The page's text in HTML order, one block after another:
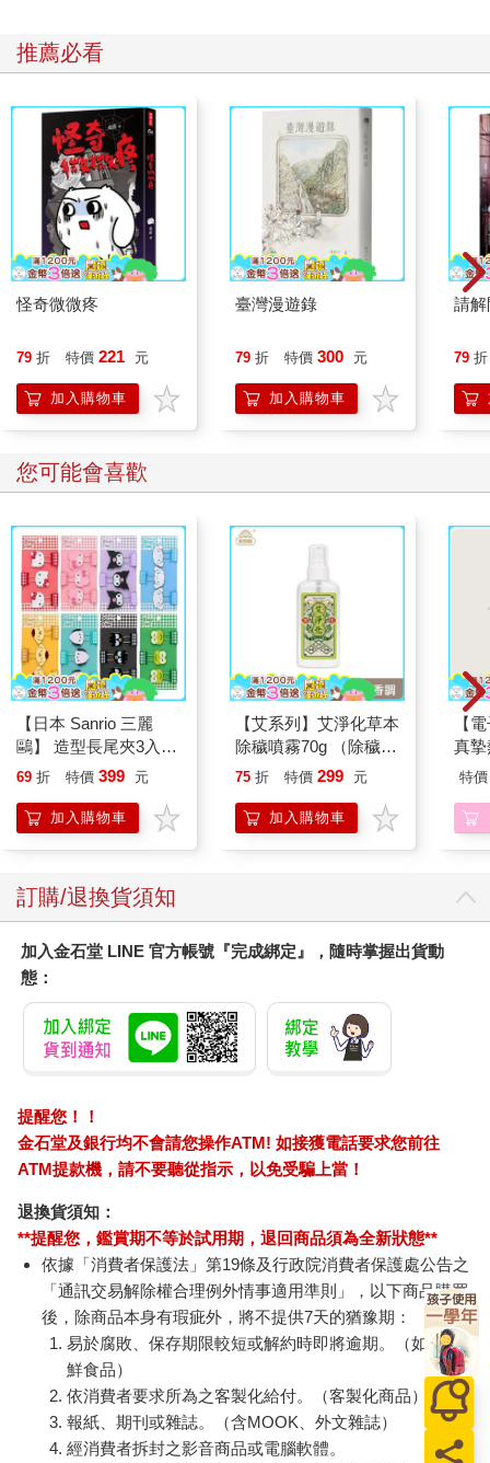
白玫瑰。
他是唯一的廚師，另外加上一個外場幫手，僅僅兩人，打理起這
營收算來「頗為驚人」的攤位。「冬天大概一個晚上可以做八到
十桌，夏天都十桌以上，」羅宗銘估計。而且，平均一個人的消
費額約在新台幣五百元左右。
座位就在路邊，夏天沒有冷氣，碰到下雨，還得把鐵皮屋頂上的
塑膠布拉下，才能阻擋雨水。但是這裡的點菜模式，卻是最流行
的「無菜單料理」。客人只要決定食材、預算，一道道佳餚自然
送上桌。重點是，務必得事先訂位，臨時起意跑來光顧，可不一
說時遲，那時快。一排小卷整整齊齊地像是閱兵般排在盤面上出
現。小卷料理一般多用川燙，但這裡卻是乾燜，把美味鎖住，營
養也不流失。碩大的紅喉則烤成金黃色，大老遠就香味四溢。羅
「比較健康，」他說。
要訣全記在他的腦袋裡。因為每一道招牌菜，都是他從客人的好
惡反應和回饋中，逐漸摸索出來。「學無止境，」羅宗銘這麼
說。直到現在，他仍然常常去找宜蘭礁溪老爺酒店的日式料理主
廚取經討教，思考菜色變化。
嚴格來說，吃頓飯要花上五百塊並不便宜，但羅宗銘的客人幾乎
沒有對他抱怨過價格，理由很簡單，他用的都是「好料」，換到
其他餐廳，價格只會貴上好幾成。從食材採購到成品，羅宗銘都
一手包辦，除了降低轉手成本，他只選用當天現撈魚獲，更是從
源頭實踐對新鮮度和品質的堅持。
因為生意好，這幾年，愈來愈多老客人催促他「開個店吧」，但
羅宗銘還是覺得先「慢慢看」，就算開，規模也不超過十桌。一
方面，他擔心優質漁獲量供應不足；另方面，也是缺乏能幹的幫
問他：怎麼不收個徒弟傳藝？「沒有年輕人要學，總是做一、兩
個月就不做了，」羅宗銘感慨地說。比起廚房工的辛苦活，到便
利商店打工似乎對年輕人更有吸引力。
事。」三句話道出羅宗銘一以貫之的樂天哲學。只要做得高興、
客人開心，小攤子也沒什麼不好，因為，只要「樂在工作就不
累。」
讓行家也點頭的本事
台灣人近視的比例之高，在世界上可說是名列前茅，所以很多人
離不開眼鏡，從此長年與它為伍，從年輕時戴近視眼鏡、隱形眼
鏡，到近幾年換成多焦點鏡片，幾十年經驗下來，讓我對眼鏡累
積出不少了解，也頗有自己的見解。後來我養成一個習慣，就是
出國去買眼鏡。在美國、日本我都買過，回到台灣後再配鏡片。
這個做法持續了很多年，一直到有一天，我不小心走進「四季眼
鏡」，接下來就成了他們的常客，再也沒有換過。
對眼鏡，我算是個行家，除了擁有幾十副眼鏡，對眼鏡的涉獵和
判斷，也稱得上講究。然而，四季眼鏡最厲害的一點，是可以讓
我這個內行人照樣對他們的服務感到滿意和服氣。
推薦必看
怪奇微微疼
79 折 特價 221 元
加入購物車
臺灣漫遊錄
79 折 特價 300 元
加入購物車
請解
79 折
您可能會喜歡
【日本 Sanrio 三麗
鷗】 造型長尾夾3入組
(8款可選) 凱蒂貓 Hello
企鵝
69 折 特價 399 元
加入購物車
【艾系列】艾淨化草本
除穢噴霧70g （除穢/
平安/淨化/艾草/芙蓉/
另有多瓶組優惠賣場
75 折 特價 299 元
加入購物車
【
真
員
特價
訂購/退換貨須知
加入金石堂 LINE 官方帳號『完成綁定』，隨時掌握出貨動
態：
提醒您！！
金石堂及銀行均不會請您操作ATM! 如接獲電話要求您前往
ATM提款機，請不要聽從指示，以免受騙上當！
退換貨須知：
**提醒您，鑑賞期不等於試用期，退回商品須為全新狀態**
依據「消費者保護法」第19條及行政院消費者保護處公告之
「通訊交易解除權合理例外情事適用準則」，以下商品購買
後，除商品本身有瑕疵外，將不提供7天的猶豫期：
易於腐敗、保存期限較短或解約時即將逾期。（如：生
鮮食品）
依消費者要求所為之客製化給付。（客製化商品）
報紙、期刊或雜誌。（含MOOK、外文雜誌）
經消費者拆封之影音商品或電腦軟體。